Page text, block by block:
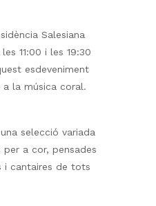
Salesiana
11:00 i les 19:30
esdeveniment
la música coral.
selecció variada
a cor, pensades
i cantaires de tots